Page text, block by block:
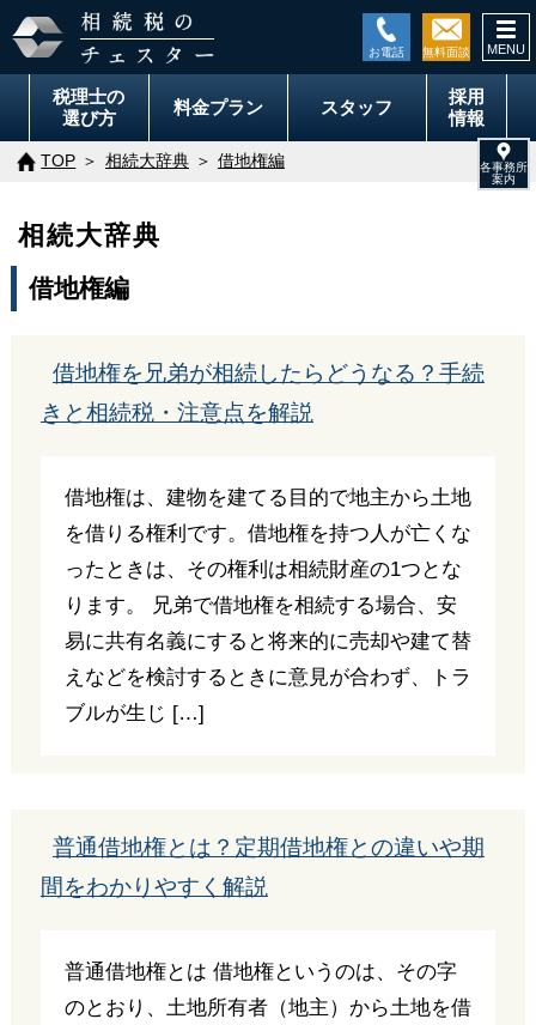
税理士の
選び方
料金プラン スタッフ
採用
情報
TOP 相続大辞典 借地権編
相続大辞典
借地権編
借地権を兄弟が相続したらどうなる？手続
きと相続税・注意点を解説
借地権は、建物を建てる目的で地主から土地
を借りる権利です。借地権を持つ人が亡くな
ったときは、その権利は相続財産の1つとな
ります。 兄弟で借地権を相続する場合、安
易に共有名義にすると将来的に売却や建て替
えなどを検討するときに意見が合わず、トラ
ブルが生じ […]
普通借地権とは？定期借地権との違いや期
間をわかりやすく解説
普通借地権とは 借地権というのは、その字
のとおり、土地所有者（地主）から土地を借